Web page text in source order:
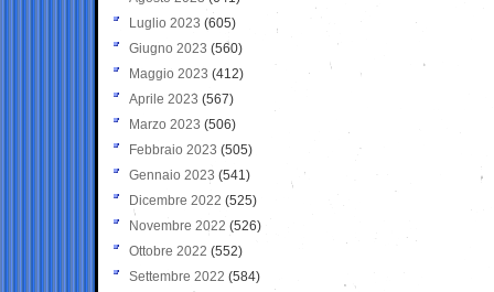
Luglio 2023 (605)
Giugno 2023 (560)
Maggio 2023 (412)
Aprile 2023 (567)
Marzo 2023 (506)
Febbraio 2023 (505)
Gennaio 2023 (541)
Dicembre 2022 (525)
Novembre 2022 (526)
Ottobre 2022 (552)
Settembre 2022 (584)